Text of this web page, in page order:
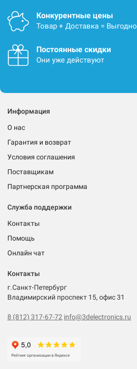
Конкурентные цены
Товар + Доставка = Выгодно
Постоянные скидки
Они уже действуют
Информация
О нас
Гарантия и возврат
Условия соглашения
Поставщикам
Партнерская программа
Служба поддержки
Контакты
Помощь
Онлайн чат
Контакты
г.Санкт-Петербург
Владимирский проспект 15, офис 31
8 (812) 317-67-72 info@3delectronics.ru